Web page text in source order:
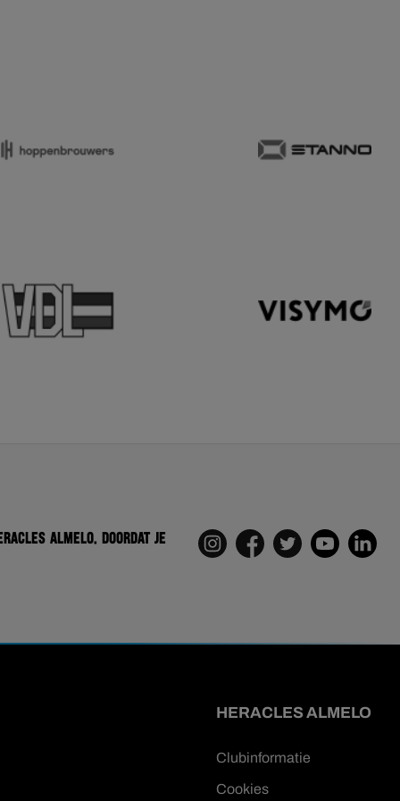
Almelo. Doordat je
HERACLES ALMELO
Clubinformatie
Cookies